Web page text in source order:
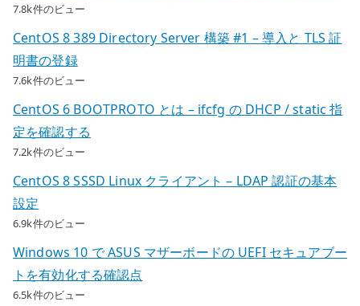
7.8k件のビュー
CentOS 8 389 Directory Server 構築 #1 – 導入と TLS 証
明書の登録
7.6k件のビュー
CentOS 6 BOOTPROTO とは – ifcfg の DHCP / static 指
定を確認する
7.2k件のビュー
CentOS 8 SSSD Linux クライアント – LDAP 認証の基本
設定
6.9k件のビュー
Windows 10 で ASUS マザーボードの UEFI セキュアブー
トを有効化する確認点
6.5k件のビュー